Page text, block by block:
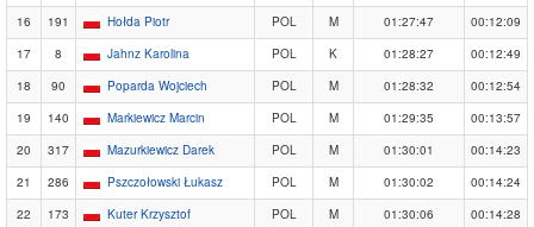
16
191 Hołda Piotr POL M 01:27:47
00:12:09
17
8 Jahnz Karolina POL K 01:28:27
00:12:49
18
90 Poparda Wojciech POL M 01:28:32
00:12:54
19
140 Markiewicz Marcin POL M 01:29:35
00:13:57
20
317 Mazurkiewicz Darek POL M 01:30:01
00:14:23
21
286 Pszczołowski Łukasz POL M 01:30:02
00:14:24
22
173 Kuter Krzysztof POL M 01:30:06
00:14:28